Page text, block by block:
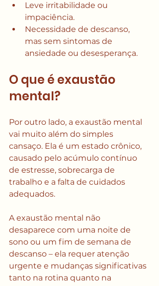
Leve irritabilidade ou
impaciência.
Necessidade de descanso,
mas sem sintomas de
ansiedade ou desesperança.
O que é exaustão
mental?
Por outro lado, a exaustão mental
vai muito além do simples
cansaço. Ela é um estado crônico,
causado pelo acúmulo contínuo
de estresse, sobrecarga de
trabalho e a falta de cuidados
adequados.
A exaustão mental não
desaparece com uma noite de
sono ou um fim de semana de
descanso – ela requer atenção
urgente e mudanças significativas
tanto na rotina quanto na